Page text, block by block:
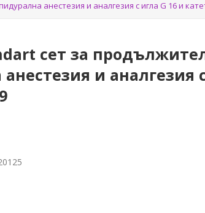
анестезия и аналгезия с игла G 16 и
сет за
и аналгезия